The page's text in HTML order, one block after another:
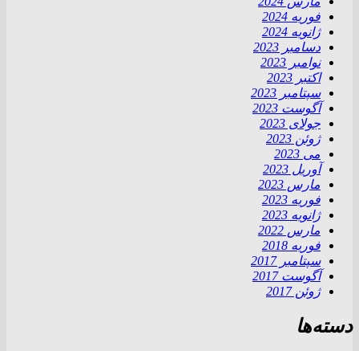
فوریه 2024
ژانویه 2024
دسامبر 2023
نوامبر 2023
اکتبر 2023
سپتامبر 2023
آگوست 2023
جولای 2023
ژوئن 2023
می 2023
آوریل 2023
مارس 2023
فوریه 2023
ژانویه 2023
مارس 2022
فوریه 2018
سپتامبر 2017
آگوست 2017
ژوئن 2017
دسته‌ها